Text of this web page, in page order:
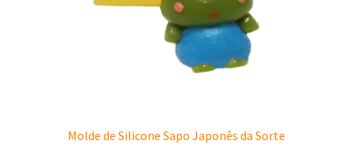
Molde de Silicone Sapo Japonês da Sorte